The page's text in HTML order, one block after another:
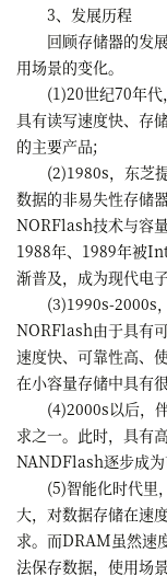
3、发展历程
回顾存储器的发展
用场景的变化。
(1)20世纪70年代
具有读写速度快、存
的主要产品;
(2)1980s，东芝提
数据的非易失性存储
NORFlash技术与容
1988年、1989年被
渐普及，成为现代电
(3)1990s-2000s，
NORFlash由于具有
速度快、可靠性高、
在小容量存储中具有
(4)2000s以后，伴
求之一。此时，具有
NANDFlash逐步成为
(5)智能化时代里，
大，对数据存储在速
求。而DRAM虽然速
法保存数据，使用场